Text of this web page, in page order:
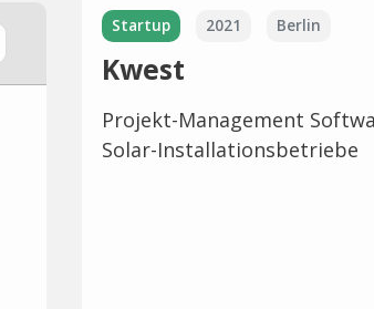
Startup 2021 Berlin
Kwest
Projekt-Management
Solar-Installationsbetriebe